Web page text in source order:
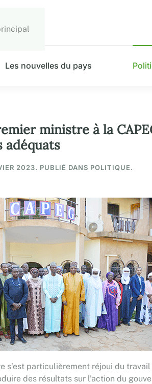
Les nouvelles du pays
ministre à la
adéquats
2023. PUBLIÉ DANS POLITIQUE.
s’est particulièrement réjoui du
des résultats sur l’action du